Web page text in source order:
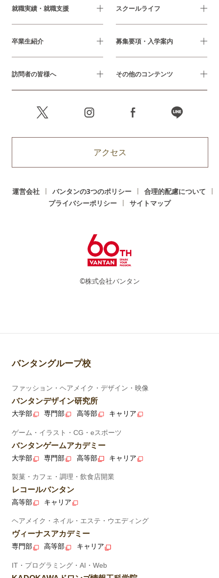
就職実績・就職支援 スクールライフ
卒業生紹介 募集要項・入学案内
訪問者の皆様へ その他のコンテンツ
アクセス
運営会社 バンタンの3つのポリシー
合理的配慮について
プライバシーポリシー
サイトマップ
©株式会社バンタン
バンタングループ校
ファッション・ヘアメイク・デザイン・映像
バンタンデザイン研究所
大学部 専門部 高等部 キャリア
ゲーム・イラスト・CG・eスポーツ
バンタンゲームアカデミー
大学部 専門部 高等部 キャリア
製菓・カフェ・調理・飲食店開業
レコールバンタン
高等部 キャリア
ヘアメイク・ネイル・エステ・ウエディング
ヴィーナスアカデミー
専門部 高等部 キャリア
IT・プログラミング・AI・Web